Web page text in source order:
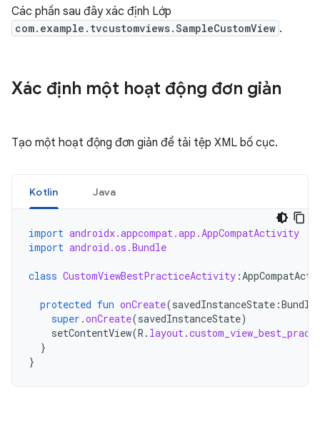
Các phần sau đây xác định Lớp
com.example.tvcustomviews.SampleCustomView .
Xác định một hoạt động đơn giản
Tạo một hoạt động đơn giản để tải tệp XML bố cục.
Kotlin Java
import androidx.appcompat.app.AppCompatActivity
import android.os.Bundle
class CustomViewBestPracticeActivity :
protected fun onCreate(savedInstanceState :Bundle
super .onCreate(savedInstanceState)
setContentView(R . layout.
}
}